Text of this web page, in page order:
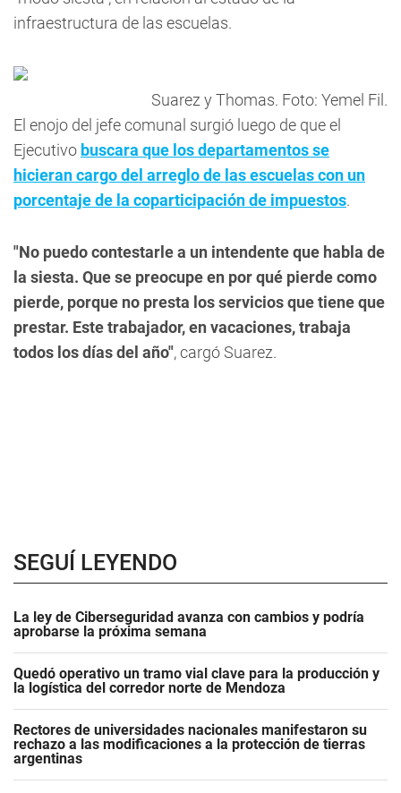
infraestructura de las escuelas.
Suarez y Thomas. Foto: Yemel Fil.
El enojo del jefe comunal surgió luego de que el
Ejecutivo buscara que los departamentos se
hicieran cargo del arreglo de las escuelas con un
porcentaje de la coparticipación de impuestos.
"No puedo contestarle a un intendente que habla de
la siesta. Que se preocupe en por qué pierde como
pierde, porque no presta los servicios que tiene que
prestar. Este trabajador, en vacaciones, trabaja
todos los días del año", cargó Suarez.
SEGUÍ LEYENDO
La ley de Ciberseguridad avanza con cambios y podría
aprobarse la próxima semana
Quedó operativo un tramo vial clave para la producción y
la logística del corredor norte de Mendoza
Rectores de universidades nacionales manifestaron su
rechazo a las modificaciones a la protección de tierras
argentinas